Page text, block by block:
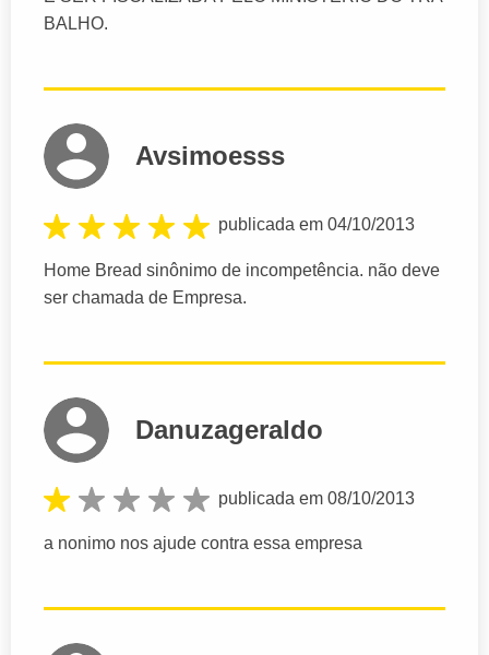
BALHO.
Avsimoesss
publicada em 04/10/2013
Home Bread sinônimo de incompetência. não deve
ser chamada de Empresa.
Danuzageraldo
publicada em 08/10/2013
a nonimo nos ajude contra essa empresa